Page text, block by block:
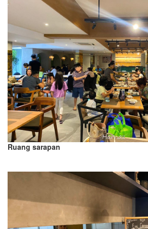
Ruang sarapan